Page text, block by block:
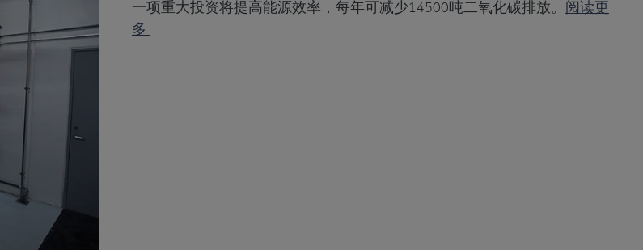
一项重大投资将提高能源效率，每年可减少14500吨二氧化碳排放。
阅读更
多